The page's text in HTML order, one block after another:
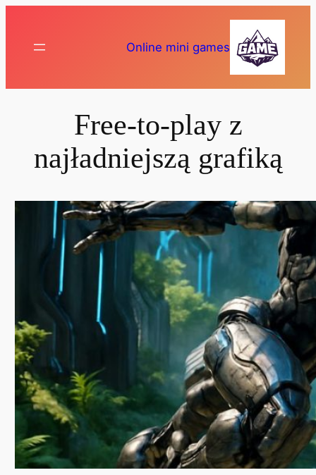
treści
Online mini games
Free-to-play z
najładniejszą grafiką